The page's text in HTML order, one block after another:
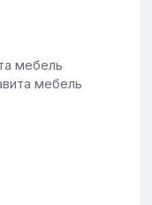
мебель